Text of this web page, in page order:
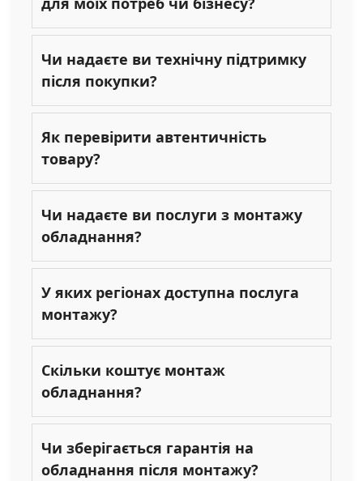
Чи надаєте ви технічну підтримку
після покупки?
Як перевірити автентичність
товару?
Чи надаєте ви послуги з монтажу
обладнання?
У яких регіонах доступна послуга
монтажу?
Скільки коштує монтаж
обладнання?
Чи зберігається гарантія на
обладнання після монтажу?